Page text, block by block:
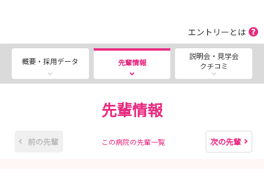
エントリーとは
概要・採用データ 先輩情報
説明会・見学会
クチコミ
先輩情報
前の先輩 この病院の先輩一覧 次の先輩